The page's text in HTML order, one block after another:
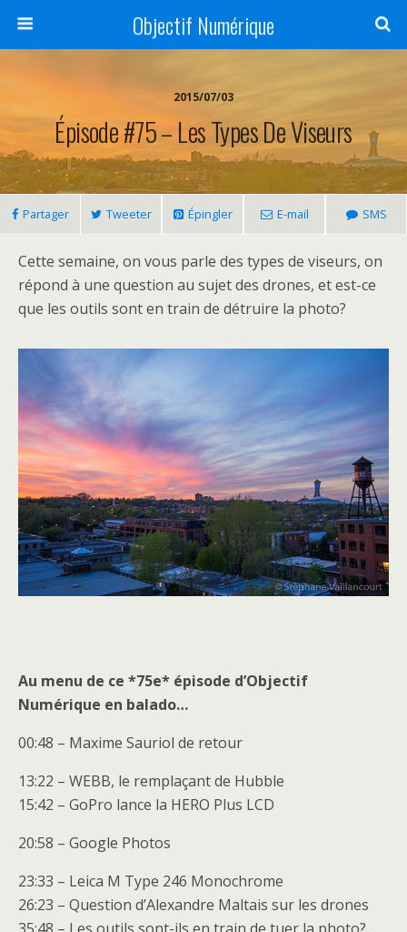
Objectif Numérique
2015/07/03
Épisode #75 – Les Types De Viseurs
Partager Tweeter Épingler E-mail SMS
Cette semaine, on vous parle des types de viseurs, on
répond à une question au sujet des drones, et est-ce
que les outils sont en train de détruire la photo?
Au menu de ce *75e* épisode d’Objectif
Numérique en balado…
00:48 – Maxime Sauriol de retour
13:22 – WEBB, le remplaçant de Hubble
15:42 – GoPro lance la HERO Plus LCD
20:58 – Google Photos
23:33 – Leica M Type 246 Monochrome
26:23 – Question d’Alexandre Maltais sur les drones